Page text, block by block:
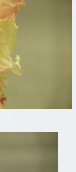
お取引につ
いて
お問い合わ
せ